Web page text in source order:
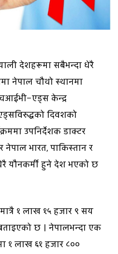
देशहरूमा सबैभन्दा धेरै
नेपाल चौथो स्थानमा
केन्द्र
दिवशको
उपनिर्देशक डाक्टर
नेपाल भारत, पाकिस्तान र
यौनकर्मी हुने देश भएको छ
१ लाख १५ हजार ९ सय
छ । नेपालभन्दा एक
१ लाख ६१ हजार ८००